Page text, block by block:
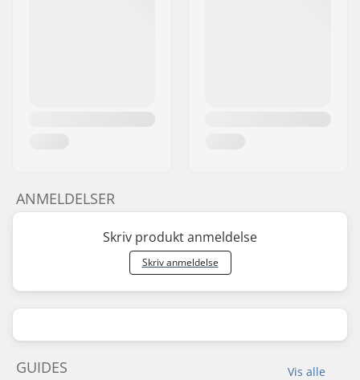
ANMELDELSER
Skriv produkt anmeldelse
Skriv anmeldelse
Vis alle
GUIDES